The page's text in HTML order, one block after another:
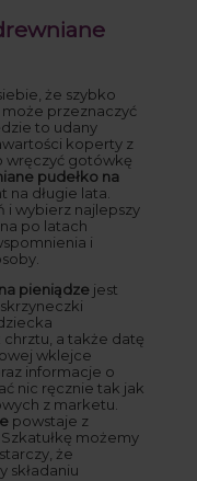
że szybko
przeznaczyć
to udany
koperty z
wręczyć gotówkę
pudełko na
na długie lata.
wybierz najlepszy
po latach
i
pieniądze jest
a także datę
wklejce
informacje o
nic ręcznie tak jak
z marketu.
powstaje z
możemy
że
składaniu